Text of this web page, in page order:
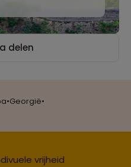
•Georgië•
delen
mens, cultuur en milieu
vrijheid
reisadvies